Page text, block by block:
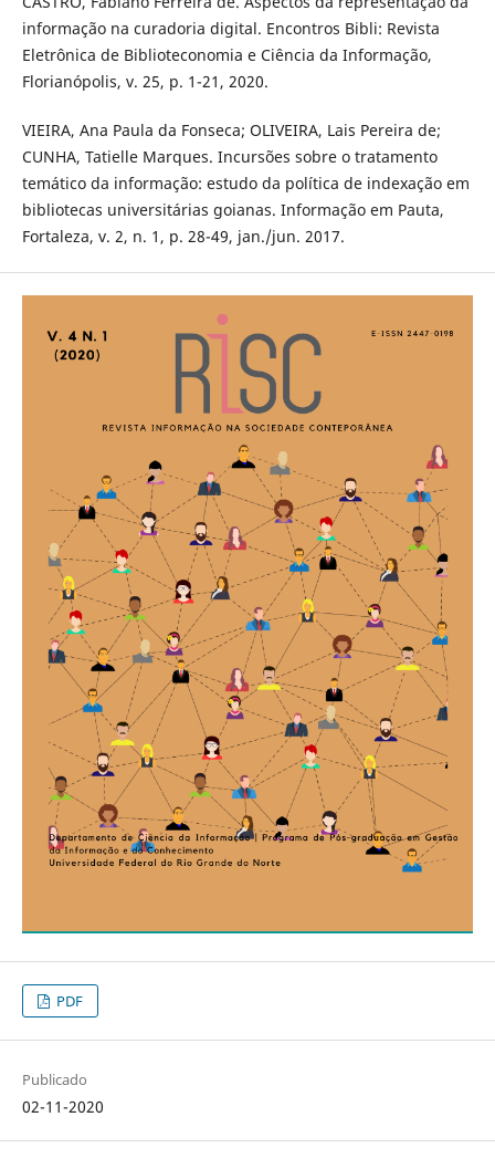
informação na curadoria digital. Encontros Bibli: Revista
Eletrônica de Biblioteconomia e Ciência da Informação,
Florianópolis, v. 25, p. 1-21, 2020.
VIEIRA, Ana Paula da Fonseca; OLIVEIRA, Lais Pereira de;
CUNHA, Tatielle Marques. Incursões sobre o tratamento
temático da informação: estudo da política de indexação em
bibliotecas universitárias goianas. Informação em Pauta,
Fortaleza, v. 2, n. 1, p. 28-49, jan./jun. 2017.
PDF
Publicado
02-11-2020